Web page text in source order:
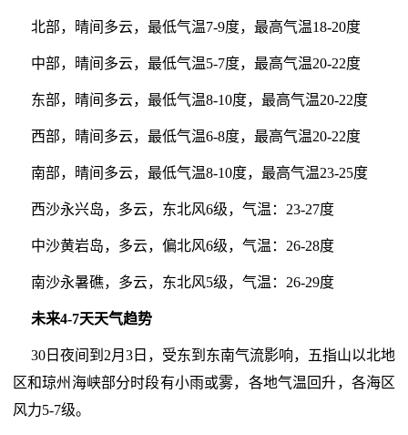
北部，晴间多云，最低气温7-9度，最高气温18-20度
中部，晴间多云，最低气温5-7度，最高气温20-22度
东部，晴间多云，最低气温8-10度，最高气温20-22度
西部，晴间多云，最低气温6-8度，最高气温20-22度
南部，晴间多云，最低气温8-10度，最高气温23-25度
西沙永兴岛，多云，东北风6级，气温：23-27度
中沙黄岩岛，多云，偏北风6级，气温：26-28度
南沙永暑礁，多云，东北风5级，气温：26-29度
未来4-7天天气趋势
30日夜间到2月3日，受东到东南气流影响，五指山以北地
区和琼州海峡部分时段有小雨或雾，各地气温回升，各海区
风力5-7级。